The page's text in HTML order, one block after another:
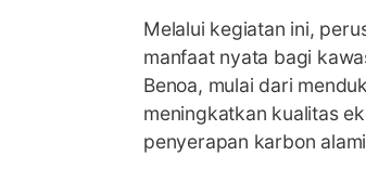
Melalui kegiatan ini,
manfaat nyata bagi
Benoa, mulai dari
meningkatkan kualitas
penyerapan karbon